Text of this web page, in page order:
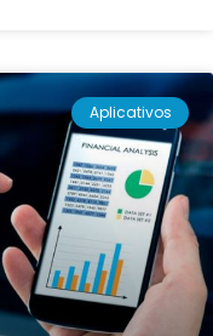
Aplicativos